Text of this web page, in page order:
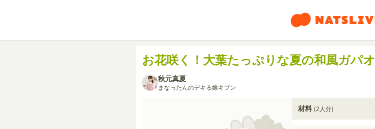
お花咲く！大葉たっぷりな夏の和風ガパオ
秋元真夏
まなったんのデキる嫁キブン
材料 (2人分)